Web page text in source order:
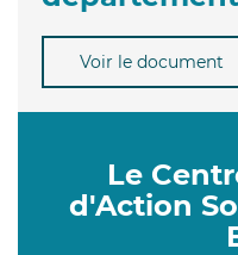
Voir le document
Le
d'Action